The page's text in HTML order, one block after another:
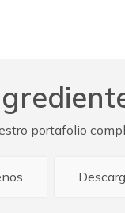
portafolio